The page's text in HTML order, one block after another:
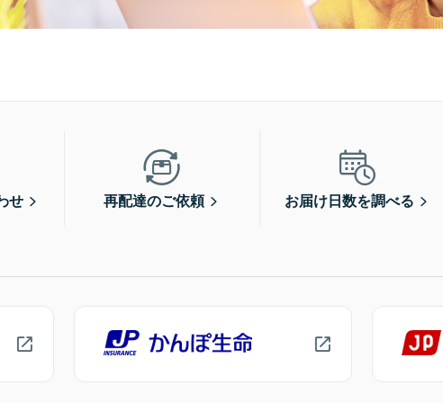
せ 再配達のご依頼 お届け日数を調べる